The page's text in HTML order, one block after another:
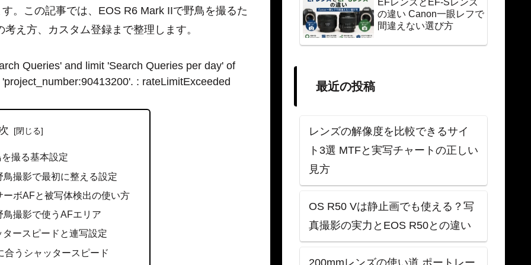
。この記事では、EOS R6 Mark IIで野鳥を撮るた
え方、カスタム登録まで整理します。
Queries' and limit 'Search Queries per day' of
: rateLimitExceeded
撮る基本設定
鳥撮影で最初に整える設定
ーボAFと被写体検出の使い方
鳥撮影で使うAFエリア
ースピードと連写設定
合うシャッタースピード
EFレンズとEF-Sレンズ
の違い Canon一眼レフで
間違えない選び方
最近の投稿
レンズの解像度を比較できるサイ
ト3選 MTFと実写チャートの正しい
見方
OS R50 Vは静止画でも使える？写
真撮影の実力とEOS R50との違い